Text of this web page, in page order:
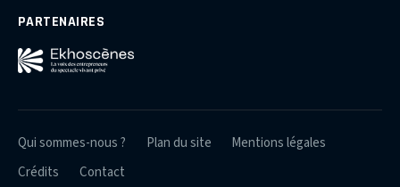
PARTENAIRES
Qui sommes-nous ? Plan du site
Mentions légales
Crédits
Contact